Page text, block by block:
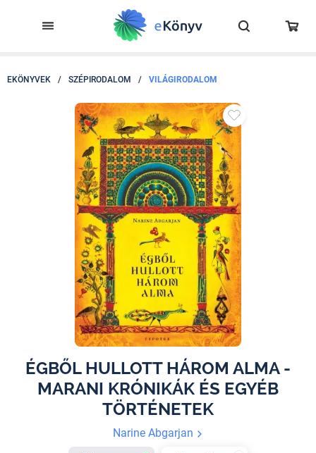
EKÖNYVEK / SZÉPIRODALOM / VILÁGIRODALOM
ÉGBŐL HULLOTT HÁROM ALMA -
MARANI KRÓNIKÁK ÉS EGYÉB
TÖRTÉNETEK
Narine Abgarjan